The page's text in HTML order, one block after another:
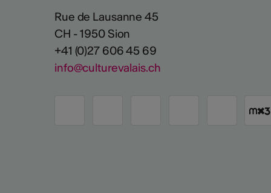
Rue de Lausanne 45
CH - 1950 Sion
+41 (0)27 606 45 69
info@culturevalais.ch